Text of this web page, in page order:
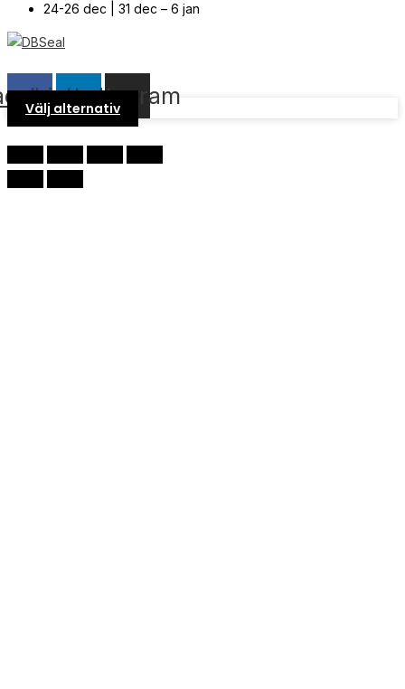
24-26 dec | 31 dec – 6 jan
Linkedin
Instagram
Välj alternativ